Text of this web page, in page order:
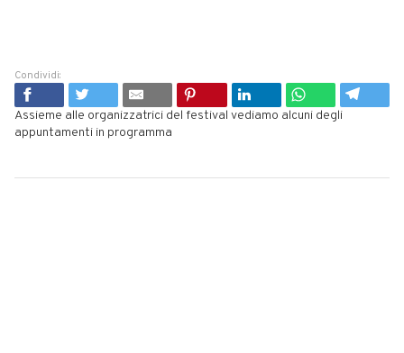
Condividi:
Assieme alle organizzatrici del festival vediamo alcuni degli
appuntamenti in programma